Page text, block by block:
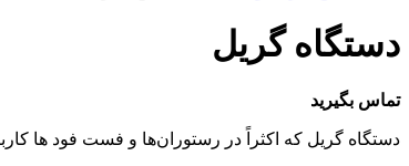
دستگاه گریل
تماس بگیرید
دستگاه گریل که اکثراً در رستوران‌ها و فست فود ها